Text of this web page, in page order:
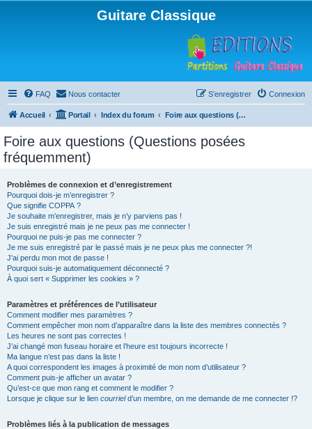
Guitare Classique
FAQ Nous contacter Connexion
S’enregistrer
Accueil Portail Index du forum Foire aux questions (Questions posées fréquemment)
Foire aux questions (Questions posées
fréquemment)
Problèmes de connexion et d’enregistrement
Pourquoi dois-je m’enregistrer ?
Que signifie COPPA ?
Je souhaite m’enregistrer, mais je n’y parviens pas !
Je suis enregistré mais je ne peux pas me connecter !
Pourquoi ne puis-je pas me connecter ?
Je me suis enregistré par le passé mais je ne peux plus me connecter ?!
J’ai perdu mon mot de passe !
Pourquoi suis-je automatiquement déconnecté ?
À quoi sert « Supprimer les cookies » ?
Paramètres et préférences de l’utilisateur
Comment modifier mes paramètres ?
Comment empêcher mon nom d’apparaître dans la liste des membres connectés ?
Les heures ne sont pas correctes !
J’ai changé mon fuseau horaire et l’heure est toujours incorrecte !
Ma langue n’est pas dans la liste !
A quoi correspondent les images à proximité de mon nom d’utilisateur ?
Comment puis-je afficher un avatar ?
Qu’est-ce que mon rang et comment le modifier ?
Lorsque je clique sur le lien courrield’un membre, on me demande de me connecter !?
Problèmes liés à la publication de messages